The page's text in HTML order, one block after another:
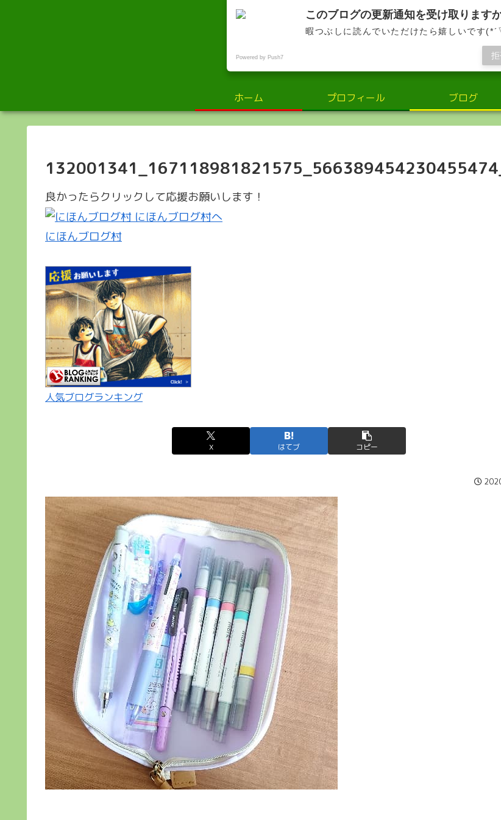
小さな輝き、大きな感動。子供と共に歩む、喜びと学
小さな輝き：子供の世界での喜
ホーム プロフィール ブログ
良かったらクリックして応援お願いします！
にほんブログ村
人気ブログランキング
X はてブ コピー
このブログの更新通知を受け取ります
暇つぶしに読んでいただけたら嬉しいです
Powered by Push7